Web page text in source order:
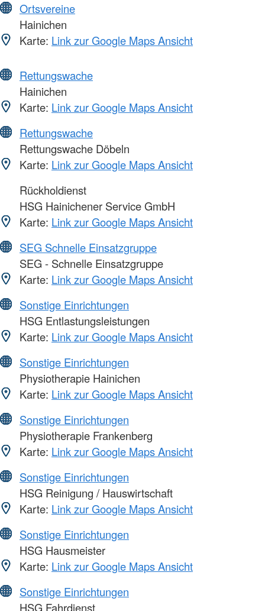
Ortsvereine
Hainichen
Karte: Link zur Google Maps Ansicht
Rettungswache
Hainichen
Karte: Link zur Google Maps Ansicht
Rettungswache
Rettungswache Döbeln
Karte: Link zur Google Maps Ansicht
Rückholdienst
HSG Hainichener Service GmbH
Karte: Link zur Google Maps Ansicht
SEG Schnelle Einsatzgruppe
SEG - Schnelle Einsatzgruppe
Karte: Link zur Google Maps Ansicht
Sonstige Einrichtungen
HSG Entlastungsleistungen
Karte: Link zur Google Maps Ansicht
Sonstige Einrichtungen
Physiotherapie Hainichen
Karte: Link zur Google Maps Ansicht
Sonstige Einrichtungen
Physiotherapie Frankenberg
Karte: Link zur Google Maps Ansicht
Sonstige Einrichtungen
HSG Reinigung / Hauswirtschaft
Karte: Link zur Google Maps Ansicht
Sonstige Einrichtungen
HSG Hausmeister
Karte: Link zur Google Maps Ansicht
Sonstige Einrichtungen
HSG Fahrdienst